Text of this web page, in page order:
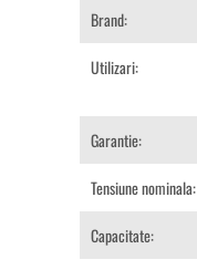
Brand:
Utilizari:
Garantie:
Tensiune nominala:
Capacitate: